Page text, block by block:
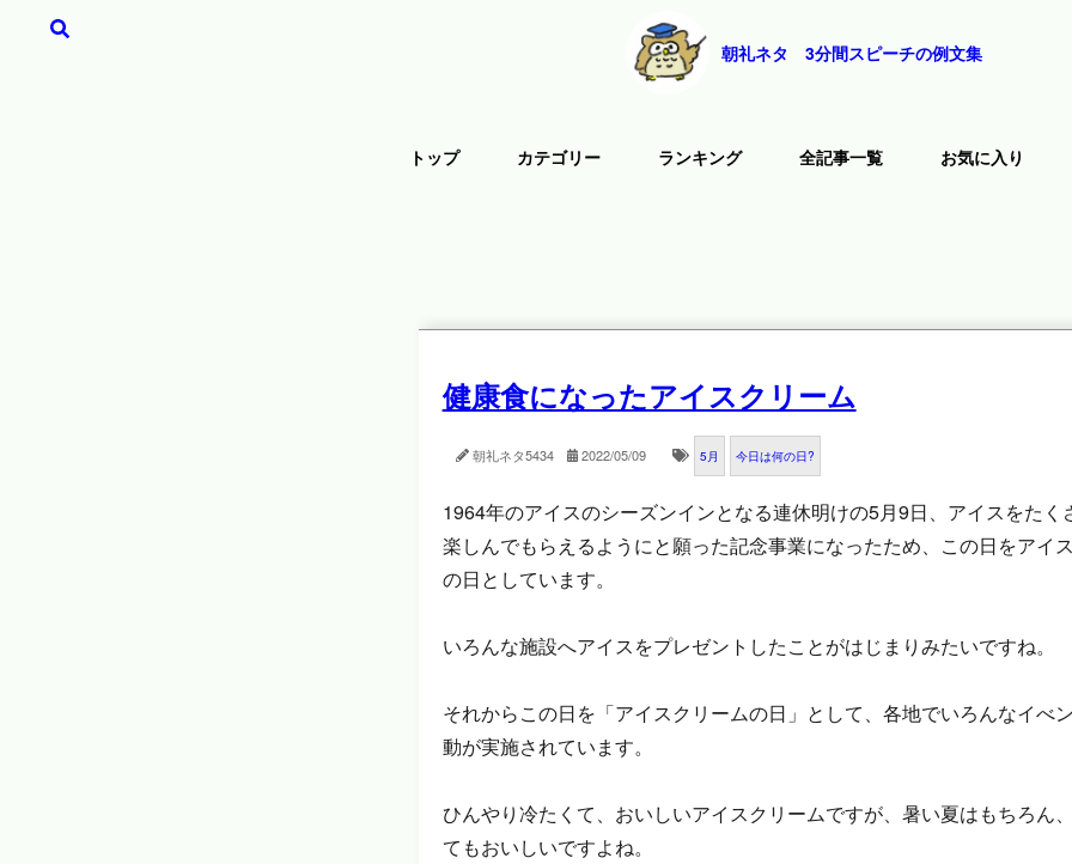
朝礼ネタ 3分間スピーチの例文集
トップ カテゴリー ランキング 全記事一覧 お気に入り
健康食になったアイスクリーム
朝礼ネタ5434 2022/05/09 5月 今日は何の日?
1964年のアイスのシーズンインとなる連休明けの5月9日、アイスをたく
楽しんでもらえるようにと願った記念事業になったため、この日をアイ
の日としています。
いろんな施設へアイスをプレゼントしたことがはじまりみたいですね。
それからこの日を「アイスクリームの日」として、各地でいろんなイべ
動が実施されています。
ひんやり冷たくて、おいしいアイスクリームですが、暑い夏はもちろん
てもおいしいですよね。